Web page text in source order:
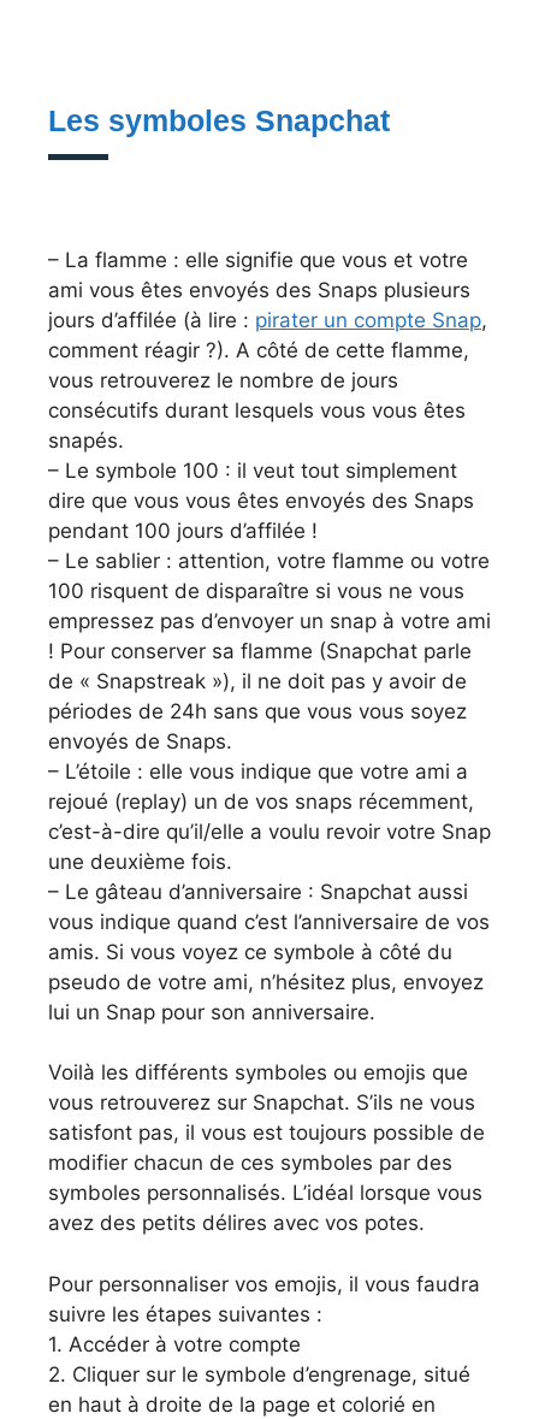
Les symboles Snapchat
– La flamme : elle signifie que vous et votre
ami vous êtes envoyés des Snaps plusieurs
jours d’affilée (à lire : pirater un compte Snap,
comment réagir ?). A côté de cette flamme,
vous retrouverez le nombre de jours
consécutifs durant lesquels vous vous êtes
snapés.
– Le symbole 100 : il veut tout simplement
dire que vous vous êtes envoyés des Snaps
pendant 100 jours d’affilée !
– Le sablier : attention, votre flamme ou votre
100 risquent de disparaître si vous ne vous
empressez pas d’envoyer un snap à votre ami
! Pour conserver sa flamme (Snapchat parle
de « Snapstreak »), il ne doit pas y avoir de
périodes de 24h sans que vous vous soyez
envoyés de Snaps.
– L’étoile : elle vous indique que votre ami a
rejoué (replay) un de vos snaps récemment,
c’est-à-dire qu’il/elle a voulu revoir votre Snap
une deuxième fois.
– Le gâteau d’anniversaire : Snapchat aussi
vous indique quand c’est l’anniversaire de vos
amis. Si vous voyez ce symbole à côté du
pseudo de votre ami, n’hésitez plus, envoyez
lui un Snap pour son anniversaire.
Voilà les différents symboles ou emojis que
vous retrouverez sur Snapchat. S’ils ne vous
satisfont pas, il vous est toujours possible de
modifier chacun de ces symboles par des
symboles personnalisés. L’idéal lorsque vous
avez des petits délires avec vos potes.
Pour personnaliser vos emojis, il vous faudra
suivre les étapes suivantes :
1. Accéder à votre compte
2. Cliquer sur le symbole d’engrenage, situé
en haut à droite de la page et colorié en